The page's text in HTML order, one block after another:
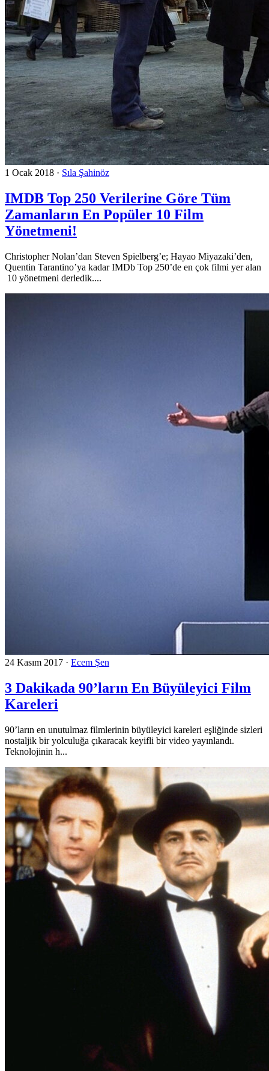
1 Ocak 2018 · Sıla Şahinöz
IMDB Top 250 Verilerine Göre Tüm
Zamanların En Popüler 10 Film
Yönetmeni!
Christopher Nolan’dan Steven Spielberg’e; Hayao Miyazaki’den,
Quentin Tarantino’ya kadar IMDb Top 250’de en çok filmi yer alan
10 yönetmeni derledik....
24 Kasım 2017 · Ecem Şen
3 Dakikada 90’ların En Büyüleyici Film
Kareleri
90’ların en unutulmaz filmlerinin büyüleyici kareleri eşliğinde sizleri
nostaljik bir yolculuğa çıkaracak keyifli bir video yayınlandı.
Teknolojinin h...